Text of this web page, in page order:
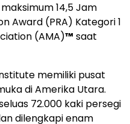
14,5 Jam
Award (PRA) Kategori 1
(AMA)™ saat
memiliki pusat
di Amerika Utara.
72.000 kaki persegi
dilengkapi enam